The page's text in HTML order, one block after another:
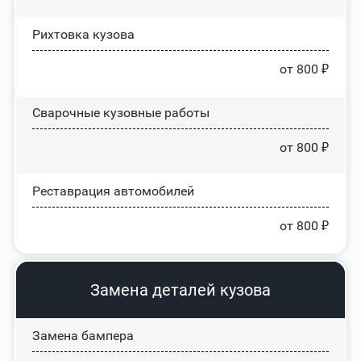
Рихтовка кузова
от 800 ₽
Сварочные кузовные работы
от 800 ₽
Реставрация автомобилей
от 800 ₽
Замена деталей кузова
Замена бампера